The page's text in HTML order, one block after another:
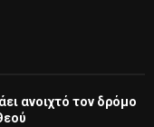
ανοιχτό τον δρόμο